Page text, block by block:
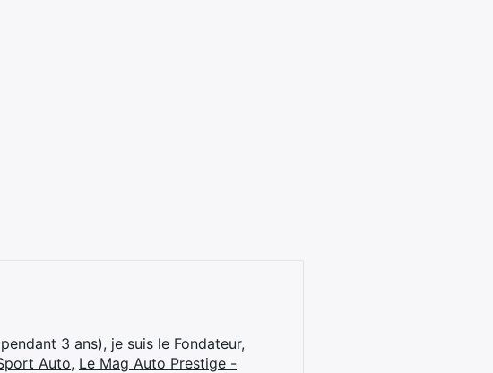
3 ans), je suis le Fondateur,
Auto, Le Mag Auto Prestige -